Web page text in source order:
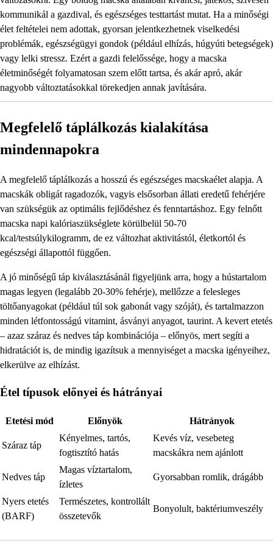
kommunikál a gazdival, és egészséges testtartást mutat. Ha a minőségi
élet feltételei nem adottak, gyorsan jelentkezhetnek viselkedési
problémák, egészségügyi gondok (például elhízás, húgyúti betegségek)
vagy lelki stressz. Ezért a gazdi felelőssége, hogy a macska
életminőségét folyamatosan szem előtt tartsa, és akár apró, akár
nagyobb változtatásokkal törekedjen annak javítására.
Megfelelő táplálkozás kialakítása
mindennapokra
A megfelelő táplálkozás a hosszú és egészséges macskaélet alapja. A
macskák obligát ragadozók, vagyis elsősorban állati eredetű fehérjére
van szükségük az optimális fejlődéshez és fenntartáshoz. Egy felnőtt
macska napi kalóriaszükséglete körülbelül 50-70
kcal/testsúlykilogramm, de ez változhat aktivitástól, életkortól és
egészségi állapottól függően.
A jó minőségű táp kiválasztásánál figyeljünk arra, hogy a hústartalom
magas legyen (legalább 20-30% fehérje), mellőzze a felesleges
töltőanyagokat (például túl sok gabonát vagy szóját), és tartalmazzon
minden létfontosságú vitamint, ásványi anyagot, taurint. A kevert etetés
– azaz száraz és nedves táp kombinációja – előnyös, mert segíti a
hidratációt is, de mindig igazítsuk a mennyiséget a macska igényeihez,
elkerülve az elhízást.
Étel típusok előnyei és hátrányai
Etetési mód Előnyök Hátrányok
Száraz táp
Kényelmes, tartós,
fogtisztító hatás
Kevés víz, vesebeteg
macskákra nem ajánlott
Nedves táp
Magas víztartalom,
ízletes
Gyorsabban romlik, drágább
Nyers etetés
(BARF)
Természetes, kontrollált
összetevők
Bonyolult, baktériumveszély